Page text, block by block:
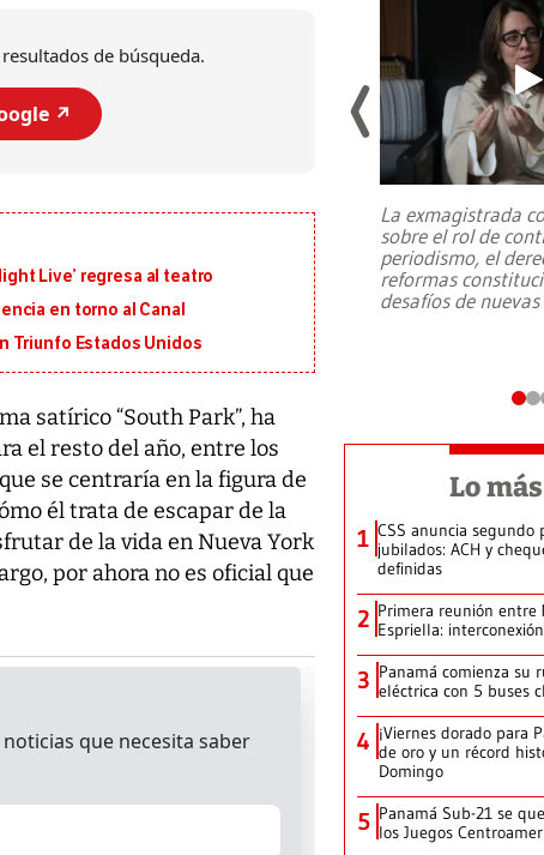
de búsqueda.
↗️
Live’ regresa al teatro
en torno al Canal
Triunfo Estados Unidos
satírico “South Park”, ha
el resto del año, entre los
se centraría en la figura de
él trata de escapar de la
de la vida en Nueva York
por ahora no es oficial que
al sur de Japón, provocando una
La exmagistrada
sobre el rol de
periodismo, el
reformas
desafíos de
Lo
1 CSS anuncia segundo
jubilados: ACH y
definidas
2 Primera reunión entre
Espriella:
3 Panamá comienza su
eléctrica con 5 buses
4 ¡Viernes dorado para
de oro y un récord
Domingo
5 Panamá Sub-21 se
los Juegos